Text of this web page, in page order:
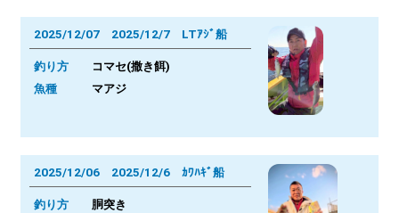
2025/12/07 2025/12/7 LTｱｼﾞ船
釣り方
コマセ(撒き餌)
魚種 マアジ
2025/12/06 2025/12/6 ｶﾜﾊｷﾞ船
釣り方 胴突き